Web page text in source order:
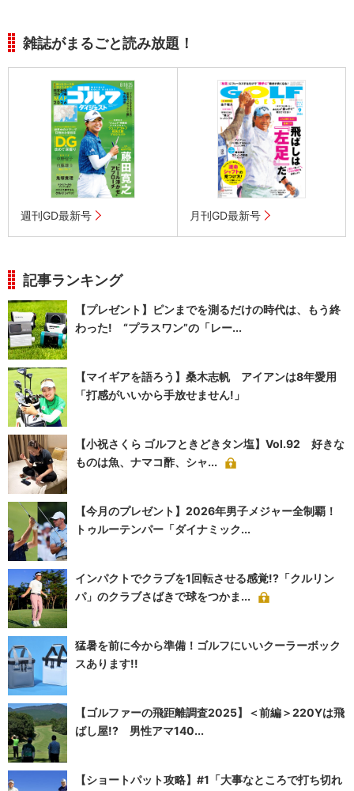
雑誌がまるごと読み放題！
週刊GD最新号 月刊GD最新号
記事ランキング
【プレゼント】ピンまでを測るだけの時代は、もう終
わった! “プラスワン”の「レー...
【マイギアを語ろう】桑木志帆 アイアンは8年愛用
「打感がいいから手放せません!」
【小祝さくら ゴルフときどきタン塩】Vol.92 好きな
ものは魚、ナマコ酢、シャ...
【今月のプレゼント】2026年男子メジャー全制覇！
トゥルーテンパー「ダイナミック...
インパクトでクラブを1回転させる感覚!?「クルリン
パ」のクラブさばきで球をつかま...
猛暑を前に今から準備！ゴルフにいいクーラーボック
スあります!!
【ゴルファーの飛距離調査2025】＜前編＞220Yは飛
ばし屋!? 男性アマ140...
【ショートパット攻略】#1「大事なところで打ち切れ